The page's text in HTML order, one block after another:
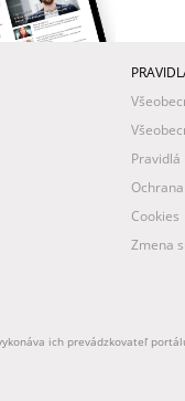
Cookies
Zmena
ich prevádzkovateľ